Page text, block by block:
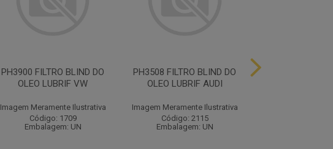
PH3900 FILTRO BLIND DO
OLEO LUBRIF VW
Imagem Meramente Ilustrativa
Código: 1709
Embalagem: UN
PH3508 FILTRO BLIND DO
OLEO LUBRIF AUDI
Imagem Meramente Ilustrativa
Código: 2115
Embalagem: UN